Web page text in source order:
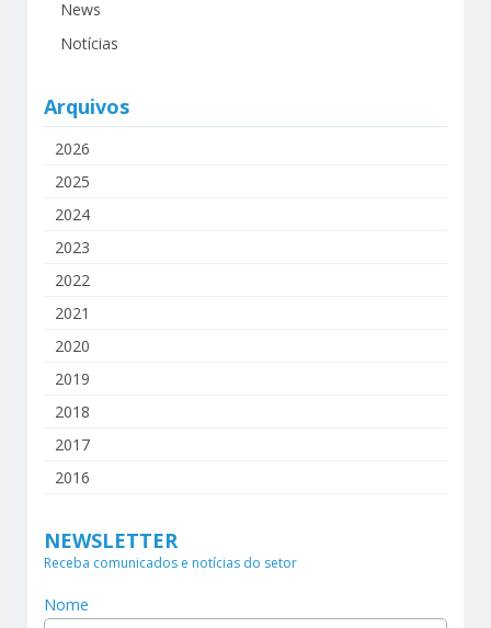
News
Notícias
Arquivos
2026
2025
2024
2023
2022
2021
2020
2019
2018
2017
2016
NEWSLETTER
Receba comunicados e notícias do setor
Nome